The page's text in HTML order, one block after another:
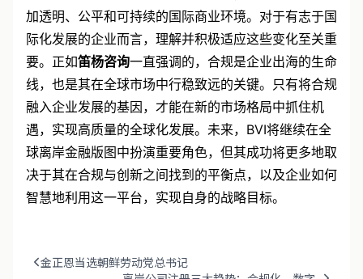
对全球离岸金融生态的一次深刻洗礼，旨在构建一个更
加透明、公平和可持续的国际商业环境。对于有志于国
际化发展的企业而言，理解并积极适应这些变化至关重
要。正如笛杨咨询一直强调的，合规是企业出海的生命
线，也是其在全球市场中行稳致远的关键。只有将合规
融入企业发展的基因，才能在新的市场格局中抓住机
遇，实现高质量的全球化发展。未来，BVI将继续在全
球离岸金融版图中扮演重要角色，但其成功将更多地取
决于其在合规与创新之间找到的平衡点，以及企业如何